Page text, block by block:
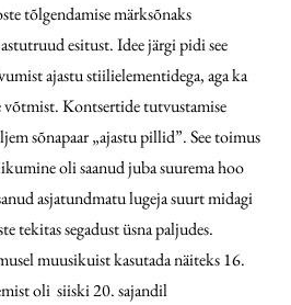
tõlgendamise märksõnaks
esitust. Idee järgi pidi see
ajastu stiilielementidega, aga ka
võtmist. Kontsertide tutvustamise
sõnapaar „ajastu pillid”. See toimus
oli saanud juba suurema hoo
asjatundmatu lugeja suurt midagi
tekitas segadust üsna paljudes.
muusikuist kasutada näiteks 16.
oli siiski 20. sajandil